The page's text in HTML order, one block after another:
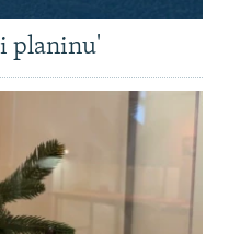
planinu'